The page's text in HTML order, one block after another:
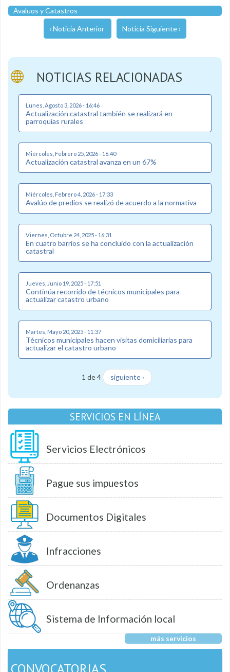
Avaluos y Catastros
‹ Noticia Anterior Noticia Siguiente ›
NOTICIAS RELACIONADAS
Lunes, Agosto 3, 2026 - 16:46
Actualización catastral también se realizará en
parroquias rurales
Miércoles, Febrero 25, 2026 - 16:40
Actualización catastral avanza en un 67%
Miércoles, Febrero 4, 2026 - 17:33
Avalúo de predios se realizó de acuerdo a la normativa
Viernes, Octubre 24, 2025 - 16:31
En cuatro barrios se ha concluido con la actualización
catastral
Jueves, Junio 19, 2025 - 17:51
Continúa recorrido de técnicos municipales para
actualizar catastro urbano
Martes, Mayo 20, 2025 - 11:37
Técnicos municipales hacen visitas domiciliarias para
actualizar el catastro urbano
1 de 4 siguiente ›
SERVICIOS EN LÍNEA
Servicios Electrónicos
Pague sus impuestos
Documentos Digitales
Infracciones
Ordenanzas
Sistema de Información local
más servicios